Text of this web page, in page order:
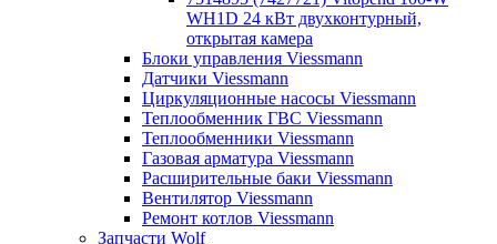
WH1D 24 кВт двухконтурный,
открытая камера
Блоки управления Viessmann
Датчики Viessmann
Циркуляционные насосы Viessmann
Теплообменник ГВС Viessmann
Теплообменники Viessmann
Газовая арматура Viessmann
Расширительные баки Viessmann
Вентилятор Viessmann
Ремонт котлов Viessmann
Запчасти Wolf